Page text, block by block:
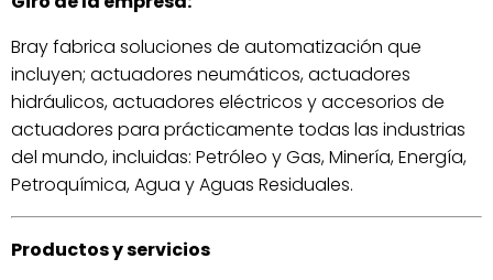
Bray fabrica soluciones de automatización que
incluyen; actuadores neumáticos, actuadores
hidráulicos, actuadores eléctricos y accesorios de
actuadores para prácticamente todas las industrias
del mundo, incluidas: Petróleo y Gas, Minería, Energía,
Petroquímica, Agua y Aguas Residuales.
Productos y servicios